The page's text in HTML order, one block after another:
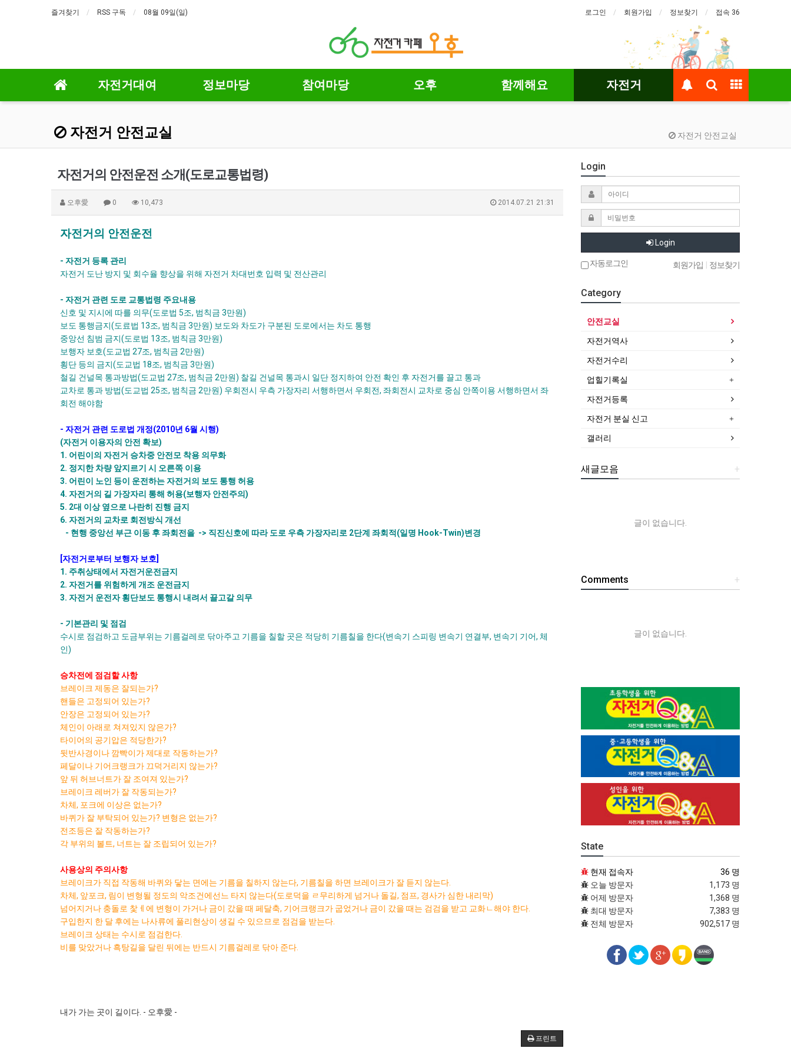
즐겨찾기 RSS 구독 08월 09일(일) 로그인 회원가입 정보찾기 접속 36
자전거대여 정보마당 참여마당 오후 함께해요 자전거
자전거 안전교실 자전거 안전교실
자전거의 안전운전 소개(도로교통법령)
오후愛 0 10,473 2014.07.21 21:31
자전거의 안전운전
- 자전거 등록 관리
자전거 도난 방지 및 회수율 향상을 위해 자전거 차대번호 입력 및 전산관리
- 자전거 관련 도로 교통법령 주요내용
신호 및 지시에 따를 의무(도로법 5조, 범칙금 3만원)
보도 통행금지(도료법 13조, 범칙금 3만원) 보도와 차도가 구분된 도로에서는 차도 통행
중앙선 침범 금지(도로법 13조, 범칙금 3만원)
보행자 보호(도교법 27조, 범칙금 2만원)
횡단 등의 금지(도교법 18조, 범칙금 3만원)
철길 건널목 통과방법(도교법 27조, 범칙금 2만원) 찰길 건널목 통과시 일단 정지하여 안전 확인 후 자전거를 끌고 통과
교차로 통과 방법(도교법 25조, 범칙금 2만원) 우회전시 우측 가장자리 서행하면서 우회전, 좌회전시 교차로 중심 안쪽이용 서행하면서 좌
회전 해야함
- 자전거 관련 도로법 개정(2010년 6월 시행)
(자전거 이용자의 안전 확보)
1. 어린이의 자전거 승차중 안전모 착용 의무화
2. 정지한 차량 앞지르기 시 오른쪽 이용
3. 어린이 노인 등이 운전하는 자전거의 보도 통행 허용
4. 자전거의 길 가장자리 통해 허용(보행자 안전주의)
5. 2대 이상 옆으로 나란히 진행 금지
6. 자전거의 교차로 회전방식 개선
- 현행 중앙선 부근 이동 후 좌회전을 -> 직진신호에 따라 도로 우측 가장자리로 2단계 좌회적(일명 Hook-Twin)변경
[자전거로부터 보행자 보호]
1. 주취상태에서 자전거운전금지
2. 자전거를 위험하게 개조 운전금지
3. 자전거 운전자 횡단보도 통행시 내려서 끌고갈 의무
- 기본관리 및 점검
수시로 점검하고 도금부위는 기름걸레로 닦아주고 기름을 칠할 곳은 적당히 기름칠을 한다(변속기 스피링 변속기 연결부, 변속기 기어, 체
인)
승차전에 점검할 사항
브레이크 제동은 잘되는가?
핸들은 고정되어 있는가?
안장은 고정되어 있는가?
체인이 아래로 쳐져있지 않은가?
타이어의 공기압은 적당한가?
뒷반사경이나 깜빡이가 제대로 작동하는가?
페달이나 기어크랭크가 끄덕거리지 않는가?
앞 뒤 허브너트가 잘 조여져 있는가?
브레이크 레버가 잘 작동되는가?
차체, 포크에 이상은 없는가?
바퀴가 잘 부탁되어 있는가? 변형은 없는가?
전조등은 잘 작동하는가?
각 부위의 볼트, 너트는 잘 조립되어 있는가?
사용상의 주의사항
브레이크가 직접 작동해 바퀴와 닿는 면에는 기름을 칠하지 않는다, 기름칠을 하면 브레이크가 잘 듣지 않는다.
차체, 앞포크, 림이 변형될 정도의 악조건에선느 타지 않는다(도로덕을 ㄹ무리하게 넘거나 돌길, 점프, 경사가 심한 내리막)
넘어지거나 충돌로 찿ㅔ에 변형이 가거나 금이 갔을 때 페달축, 기어크랭크가 굽었거나 금이 갔을 때는 검검을 받고 교화ㄴ해야 한다.
구입한지 한 달 후에는 나사류에 풀리현상이 생길 수 있으므로 점검을 받는다.
브레이크 상태는 수시로 점검한다.
비를 맞았거나 흑탕길을 달린 뒤에는 반드시 기름걸레로 닦아 준다.
내가 가는 곳이 길이다. - 오후愛 -
프린트
Login
Login
자동로그인 회원가입 정보찾기
Category
안전교실
자전거역사
자전거수리
업힐기록실
자전거등록
자전거 분실 신고
갤러리
+
새글모음
글이 없습니다.
+
Comments
글이 없습니다.
State
현재 접속자
36 명
오늘 방문자
1,173 명
어제 방문자
1,368 명
최대 방문자
7,383 명
전체 방문자
902,517 명